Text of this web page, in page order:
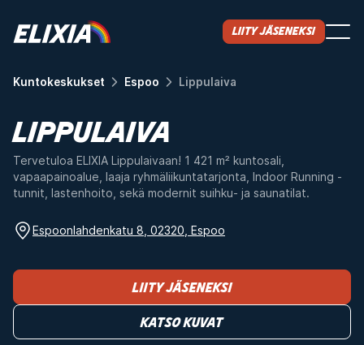
Liity jäseneksi
Kuntokeskukset Espoo Lippulaiva
LIPPULAIVA
Tervetuloa ELIXIA Lippulaivaan! 1 421 m² kuntosali,
vapaapainoalue, laaja ryhmäliikuntatarjonta, Indoor Running -
tunnit, lastenhoito, sekä modernit suihku- ja saunatilat.
Espoonlahdenkatu 8, 02320, Espoo
Liity jäseneksi
Katso kuvat